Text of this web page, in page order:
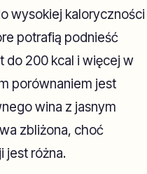
wysokiej kaloryczności
potrafią podnieść
200 kcal i więcej w
porównaniem jest
wina z jasnym
zbliżona, choć
jest różna.